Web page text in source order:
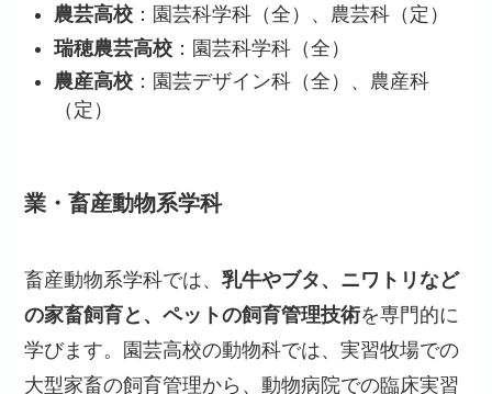
農芸高校 ：園芸科学科（全）、農芸科（定）
瑞穂農芸高校 ：園芸科学科（全）
農産高校 ：園芸デザイン科（全）、農産科
（定）
業・畜産動物系学科
畜産動物系学科では、乳牛やブタ、ニワトリなど
の家畜飼育と、ペットの飼育管理技術を専門的に
学びます。園芸高校の動物科では、実習牧場での
大型家畜の飼育管理から、動物病院での臨床実習